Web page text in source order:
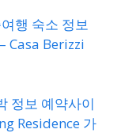
행 숙소 정보
Casa Berizzi
정보 예약사이
Residence 가